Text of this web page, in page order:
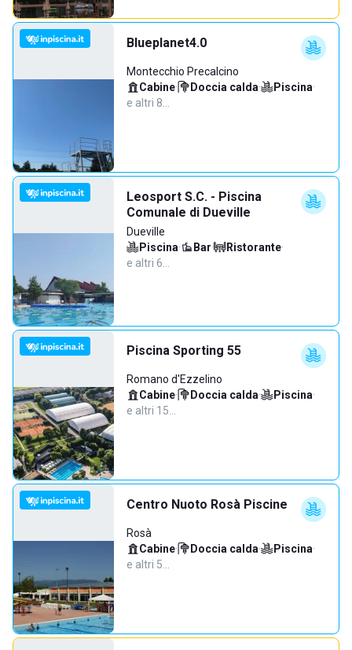
Blueplanet4.0
Montecchio Precalcino
Cabine· Doccia calda· Piscina·
e altri 8…
Leosport S.C. - Piscina
Comunale di Dueville
Dueville
Piscina· Bar· Ristorante·
e altri 6…
Piscina Sporting 55
Romano d'Ezzelino
Cabine· Doccia calda· Piscina·
e altri 15…
Centro Nuoto Rosà Piscine
Rosà
Cabine· Doccia calda· Piscina·
e altri 5…